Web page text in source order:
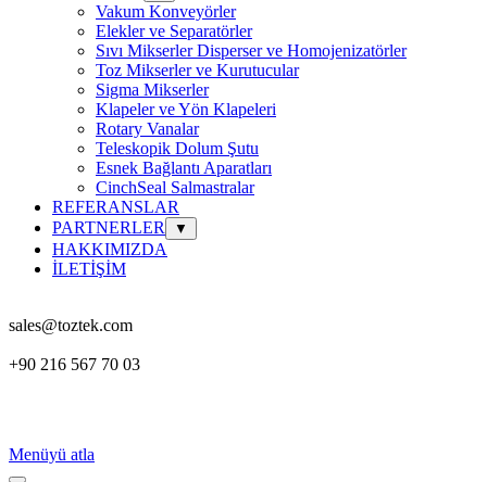
Vakum Konveyörler
Elekler ve Separatörler
Sıvı Mikserler Disperser ve Homojenizatörler
Toz Mikserler ve Kurutucular
Sigma Mikserler
Klapeler ve Yön Klapeleri
Rotary Vanalar
Teleskopik Dolum Şutu
Esnek Bağlantı Aparatları
CinchSeal Salmastralar
REFERANSLAR
PARTNERLER
▼
HAKKIMIZDA
İLETİŞİM
sales@toztek.com
+90 216 567 70 03
Menüyü atla